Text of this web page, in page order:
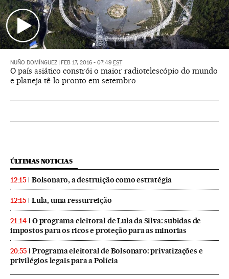
NUÑO DOMÍNGUEZ FEB 17, 2016 - 07:49 EST
O país asiático constrói o maior radiotelescópio do mundo
e planeja tê-lo pronto em setembro
ÚLTIMAS NOTICIAS
12:15 Bolsonaro, a destruição como estratégia
12:15 Lula, uma ressurreição
21:14
O programa eleitoral de Lula da Silva: subidas de
impostos para os ricos e proteção para as minorias
20:55
Programa eleitoral de Bolsonaro: privatizações e
privilégios legais para a Polícia